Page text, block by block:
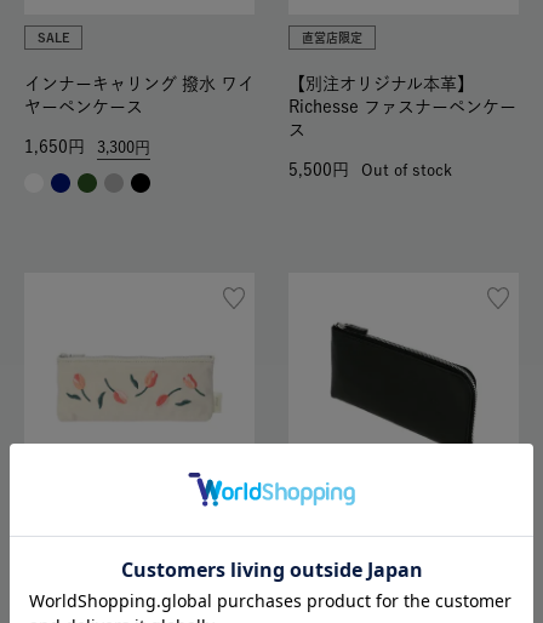
SALE
インナーキャリング 撥水 ワイ
ヤーペンケース
3,300
1,650
直営店限定
【別注オリジナル本革】
Richesse ファスナーペンケー
ス
5,500 Out of stock
ポジー ペンケース
2,310
1,155 Out of stock
アルノー フラットペンケース
1,485